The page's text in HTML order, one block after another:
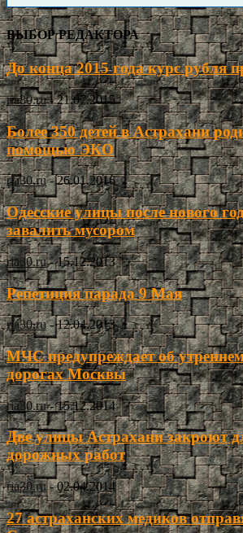
ВЫБОР РЕДАКТОРА
До конца 2015 года курс рубля
ria30.ru - 21.07.2015
Более 350 детей в Астрахани
помощью ЭКО
ria30.ru - 26.01.2016
Одесские улицы после нового
завалить мусором
ria30.ru - 15.12.2013
Репетиция парада 9 Мая
ria30.ru - 12.04.2013
МЧС предупреждает об
дорогах Москвы
ria30.ru - 15.12.2014
Две улицы Астрахани закроют
дорожных работ
ria30.ru - 02.04.2014
27 астраханских медиков